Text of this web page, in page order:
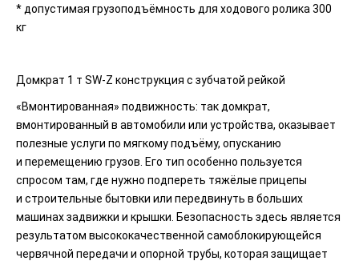
* допустимая грузоподъёмность для ходового ролика 300
кг
Домкрат 1 т SW-Z конструкция с зубчатой рейкой
«Вмонтированная» подвижность: так домкрат,
вмонтированный в автом­обили или устройства, оказывает
полезные услуги по мягкому подъёму, опусканию
и перемещению грузов. Его тип особенно пользуется
спросом там, где нужно подпереть тяжёлые прицепы
и строительные бытовки или передвинуть в больших
машинах задвижки и крышки. Безопасность здесь является
результатом высококачественной самоблокирующейся
червяч­ной передачи и опорной трубы, которая защищает